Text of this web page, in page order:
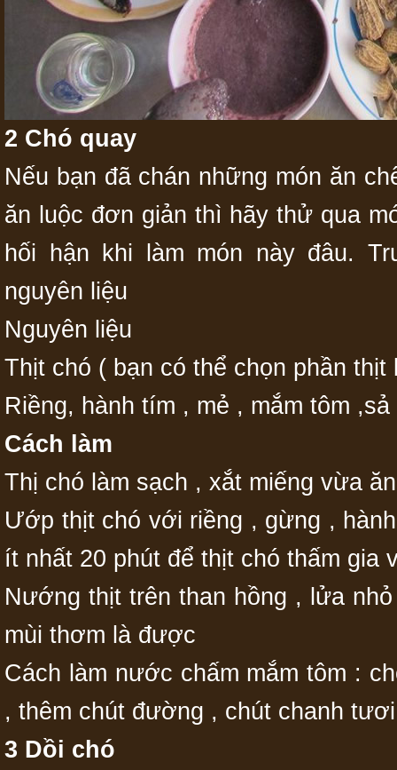
2 Chó quay
Nếu bạn đã chán những món ăn
ăn luộc đơn giản thì hãy thử qua
hối hận khi làm món này đâu.
nguyên liệu
Nguyên liệu
Thịt chó ( bạn có thể chọn phần
Riềng, hành tím , mẻ , mắm tôm
Cách làm
Thị chó làm sạch , xắt miếng vừa
Ướp thịt chó với riềng , gừng ,
ít nhất 20 phút để thịt chó thấm gia
Nướng thịt trên than hồng , lửa
mùi thơm là được
Cách làm nước chấm mắm tôm :
, thêm chút đường , chút chanh
3 Dồi chó